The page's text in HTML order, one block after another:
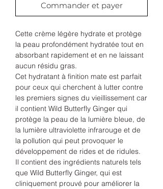
Commander et payer
Cette crème légère hydrate et protège
la peau profondément hydratée tout en
absorbant rapidement et en ne laissant
aucun résidu gras.
Cet hydratant à finition mate est parfait
pour ceux qui cherchent à lutter contre
les premiers signes du vieillissement car
il contient Wild Butterfly Ginger qui
protège la peau de la lumière bleue, de
la lumière ultraviolette infrarouge et de
la pollution qui peut provoquer le
développement de rides et de ridules.
Il contient des ingrédients naturels tels
que Wild Butterfly Ginger, qui est
cliniquement prouvé pour améliorer la